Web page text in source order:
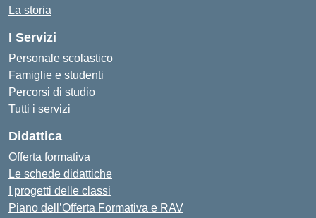
La storia
I Servizi
Personale scolastico
Famiglie e studenti
Percorsi di studio
Tutti i servizi
Didattica
Offerta formativa
Le schede didattiche
I progetti delle classi
Piano dell’Offerta Formativa e RAV